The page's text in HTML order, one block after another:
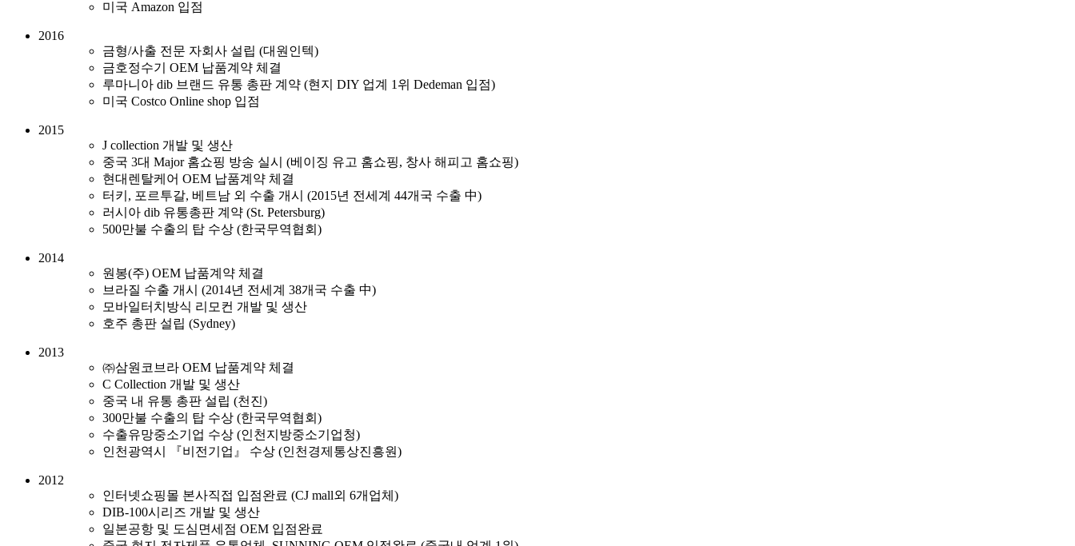
미국 Amazon 입점
2016
금형/사출 전문 자회사 설립 (대원인텍)
금호정수기 OEM 납품계약 체결
루마니아 dib 브랜드 유통 총판 계약 (현지 DIY 업계 1위 Dedeman 입점)
미국 Costco Online shop 입점
2015
J collection 개발 및 생산
중국 3대 Major 홈쇼핑 방송 실시 (베이징 유고 홈쇼핑, 창사 해피고 홈쇼핑)
현대렌탈케어 OEM 납품계약 체결
터키, 포르투갈, 베트남 외 수출 개시 (2015년 전세계 44개국 수출 中)
러시아 dib 유통총판 계약 (St. Petersburg)
500만불 수출의 탑 수상 (한국무역협회)
2014
원봉(주) OEM 납품계약 체결
브라질 수출 개시 (2014년 전세계 38개국 수출 中)
모바일터치방식 리모컨 개발 및 생산
호주 총판 설립 (Sydney)
2013
㈜삼원코브라 OEM 납품계약 체결
C Collection 개발 및 생산
중국 내 유통 총판 설립 (천진)
300만불 수출의 탑 수상 (한국무역협회)
수출유망중소기업 수상 (인천지방중소기업청)
인천광역시 『비전기업』 수상 (인천경제통상진흥원)
2012
인터넷쇼핑몰 본사직접 입점완료 (CJ mall외 6개업체)
DIB-100시리즈 개발 및 생산
일본공항 및 도심면세점 OEM 입점완료